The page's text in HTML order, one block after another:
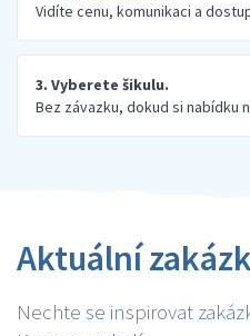
Vidíte cenu, komunikaci a
3. Vyberete šikulu.
Bez závazku, dokud si nabídku
Aktuální
Nechte se inspirovat